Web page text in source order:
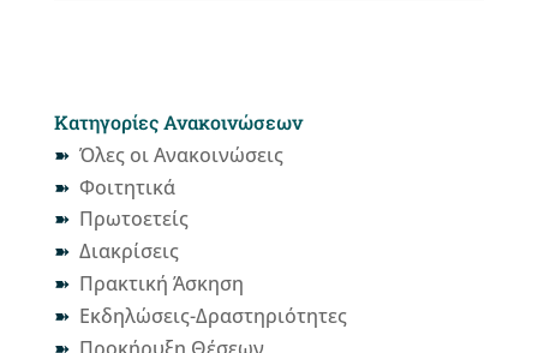
Κατηγορίες Ανακοινώσεων
Όλες οι Ανακοινώσεις
Φοιτητικά
Πρωτοετείς
Διακρίσεις
Πρακτική Άσκηση
Εκδηλώσεις-Δραστηριότητες
Προκήρυξη Θέσεων